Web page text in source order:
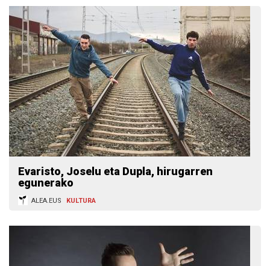
Evaristo, Joselu eta Dupla, hirugarren
egunerako
ALEA.EUS KULTURA